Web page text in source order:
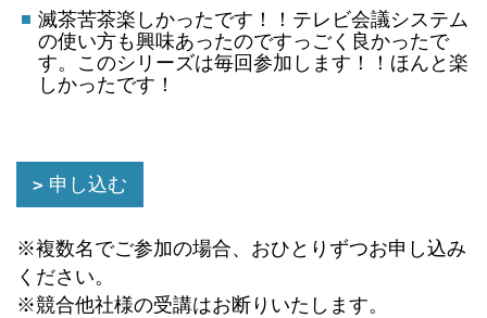
滅茶苦茶楽しかったです！！テレビ会議システム
の使い方も興味あったのですっごく良かったで
す。このシリーズは毎回参加します！！ほんと楽
しかったです！
申し込む
※複数名でご参加の場合、おひとりずつお申し込み
ください。
※競合他社様の受講はお断りいたします。